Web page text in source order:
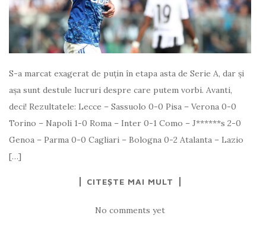
S-a marcat exagerat de puțin în etapa asta de Serie A, dar și
așa sunt destule lucruri despre care putem vorbi. Avanti,
deci! Rezultatele: Lecce – Sassuolo 0-0 Pisa – Verona 0-0
Torino – Napoli 1-0 Roma – Inter 0-1 Como – J******s 2-0
Genoa – Parma 0-0 Cagliari – Bologna 0-2 Atalanta – Lazio
[…]
CITEȘTE MAI MULT
No comments yet